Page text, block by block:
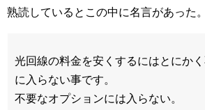
熟読しているとこの中に名言があった。
光回線の料金を安くするにはとにか
に入らない事です。
不要なオプションには入らない。